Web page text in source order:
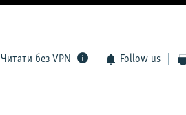
Читати без VPN Follow us